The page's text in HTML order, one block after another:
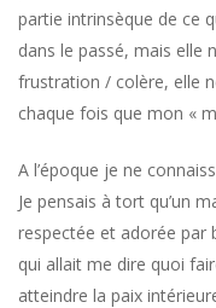
partie intrinsèque de ce
dans le passé, mais elle
frustration / colère, elle
chaque fois que mon «
A l’époque je ne
Je pensais à tort qu’un
respectée et adorée par
qui allait me dire quoi
atteindre la paix